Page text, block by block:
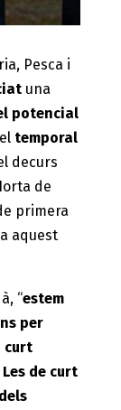
Pesca i
una
potencial
temporal
decurs
de
primera
aquest
“estem
per
curt
de curt